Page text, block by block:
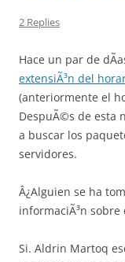
2 Replies
Hace un par de
extensiÃ³n del
(anteriormente el
DespuÃ©s de esta
a buscar los
servidores.
Â¿Alguien se ha
informaciÃ³n sobre
Si. Aldrin Martoq